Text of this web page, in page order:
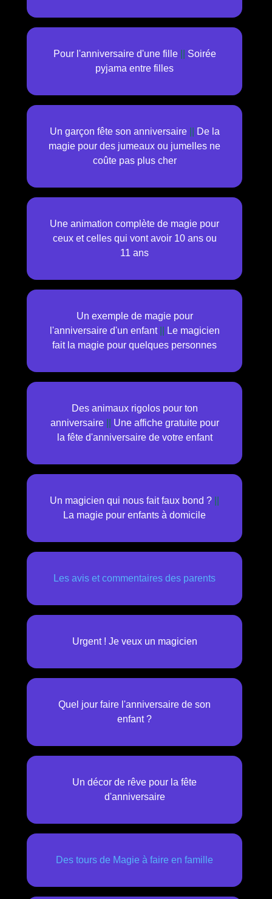
Pour l'anniversaire d'une fille|| Soirée
pyjama entre filles
Un garçon fête son anniversaire||
De la
magie pour des jumeaux ou jumelles ne
coûte pas plus cher
Une animation complète de magie pour
ceux et celles qui vont avoir 10 ans ou
11 ans
Un exemple de magie pour
l'anniversaire d'un enfant||
Le magicien
fait la magie pour quelques personnes
Des animaux rigolos pour ton
anniversaire|| Une affiche gratuite pour
la fête d'anniversaire de votre enfant
Un magicien qui nous fait faux bond ?
La magie pour enfants à domicile
Les avis et commentaires des parents
Urgent ! Je veux un magicien
Quel jour faire l'anniversaire de son
enfant ?
Un décor de rêve pour la fête
d'anniversaire
Des tours de Magie à faire en famille